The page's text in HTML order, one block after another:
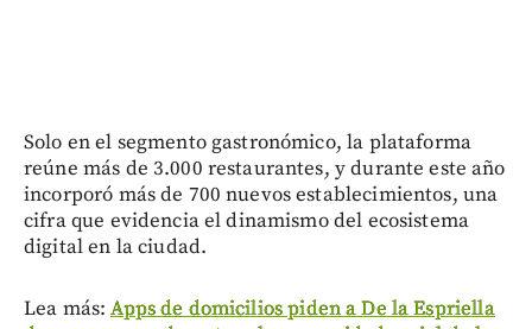
Solo en el segmento gastronómico, la plataforma
reúne más de 3.000 restaurantes, y durante este año
incorporó más de 700 nuevos establecimientos, una
cifra que evidencia el dinamismo del ecosistema
digital en la ciudad.
Lea más:Apps de domicilios piden a De la Espriella